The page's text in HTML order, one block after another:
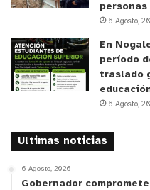
6 Agosto,
En
período
traslado
6 Agosto,
Ultimas noticias
6 Agosto, 2026
Gobernador